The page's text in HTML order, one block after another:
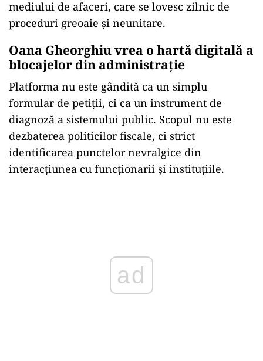
mediului de afaceri, care se lovesc zilnic de
proceduri greoaie și neunitare.
Oana Gheorghiu vrea o hartă digitală a
blocajelor din administrație
Platforma nu este gândită ca un simplu
formular de petiții, ci ca un instrument de
diagnoză a sistemului public. Scopul nu este
dezbaterea politicilor fiscale, ci strict
identificarea punctelor nevralgice din
interacțiunea cu funcționarii și instituțiile.